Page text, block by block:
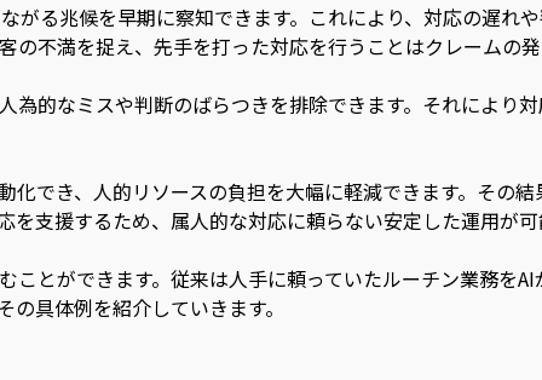
る兆候を早期に察知できます。これにより、対応の遅れ
不満を捉え、先手を打った対応を行うことはクレームの
的なミスや判断のばらつきを排除できます。それにより
でき、人的リソースの負担を大幅に軽減できます。その
支援するため、属人的な対応に頼らない安定した運用が
とができます。従来は人手に頼っていたルーチン業務を
具体例を紹介していきます。